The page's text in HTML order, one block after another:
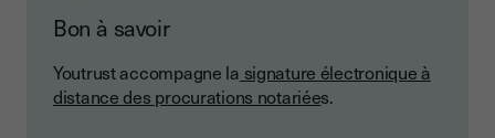
Bon à savoir
Youtrust accompagne la signature électronique à
distance des procurations notariées.